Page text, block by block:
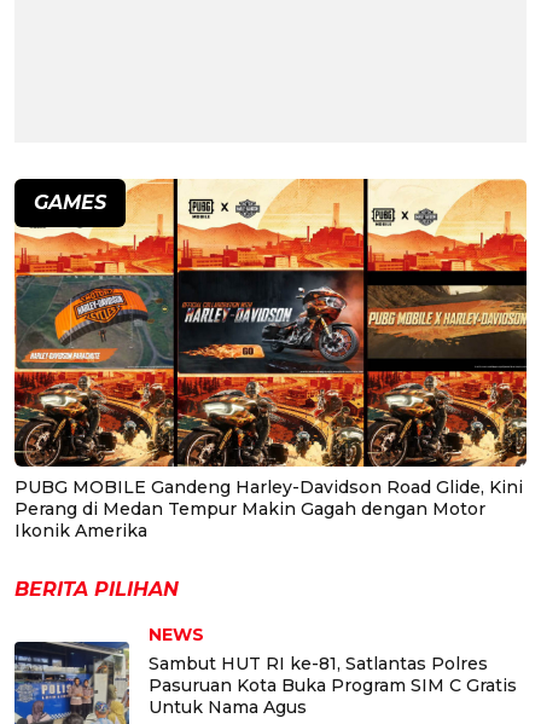
GAMES
PUBG MOBILE Gandeng Harley-Davidson Road Glide, Kini
Perang di Medan Tempur Makin Gagah dengan Motor
Ikonik Amerika
BERITA PILIHAN
NEWS
Sambut HUT RI ke-81, Satlantas Polres
Pasuruan Kota Buka Program SIM C Gratis
Untuk Nama Agus